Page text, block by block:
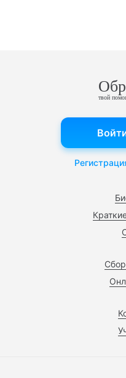
твой